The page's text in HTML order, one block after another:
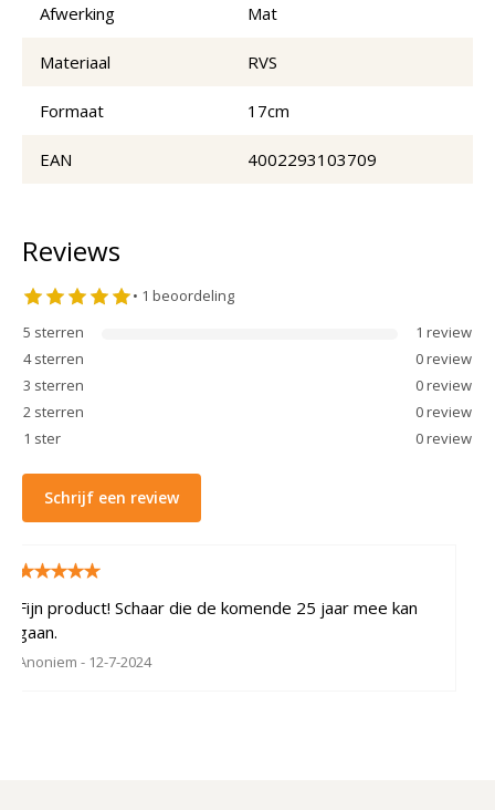
Afwerking Mat
Materiaal RVS
Formaat 17cm
EAN 4002293103709
Reviews
• 1 beoordeling
5 sterren 1 review
4 sterren 0review
3 sterren 0review
2 sterren 0review
1 ster 0review
Schrijf een review
Fijn product! Schaar die de komende 25 jaar mee kan
gaan.
Anoniem - 12-7-2024